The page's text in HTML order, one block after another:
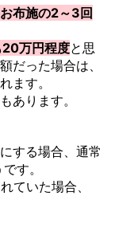
布施の2～3回
万円程度と思
だった場合は、
ます。
あります。
する場合、通常
す。
ていた場合、